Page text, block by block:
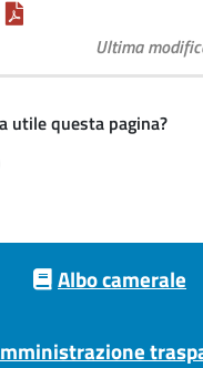
Ultima
utile questa pagina?
Albo camerale